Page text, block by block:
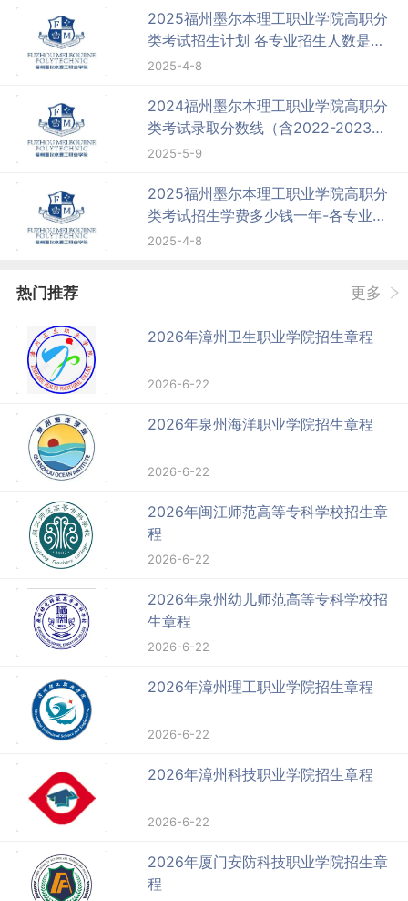
2025福州墨尔本理工职业学院高职分
类考试招生计划 各专业招生人数是多
少
2025-4-8
2024福州墨尔本理工职业学院高职分
类考试录取分数线（含2022-2023历
年）
2025-5-9
2025福州墨尔本理工职业学院高职分
类考试招生学费多少钱一年-各专业收
费标准
2025-4-8
热门推荐 更多
2026年漳州卫生职业学院招生章程
2026-6-22
2026年泉州海洋职业学院招生章程
2026-6-22
2026年闽江师范高等专科学校招生章
程
2026-6-22
2026年泉州幼儿师范高等专科学校招
生章程
2026-6-22
2026年漳州理工职业学院招生章程
2026-6-22
2026年漳州科技职业学院招生章程
2026-6-22
2026年厦门安防科技职业学院招生章
程